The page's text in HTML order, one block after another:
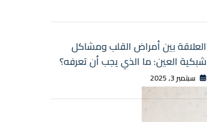
العلاقة بين أمراض القلب ومشاكل
شبكية العين: ما الذي يجب أن تعرفه؟
سبتمبر 3, 2025